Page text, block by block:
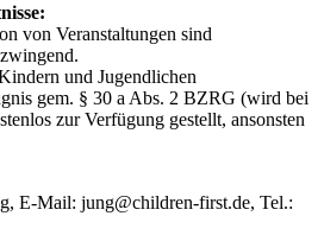
von Veranstaltungen sind
und Jugendlichen
gem. § 30 a Abs. 2 BZRG (wird bei
zur Verfügung gestellt, ansonsten
E-Mail: jung@children-first.de, Tel.: